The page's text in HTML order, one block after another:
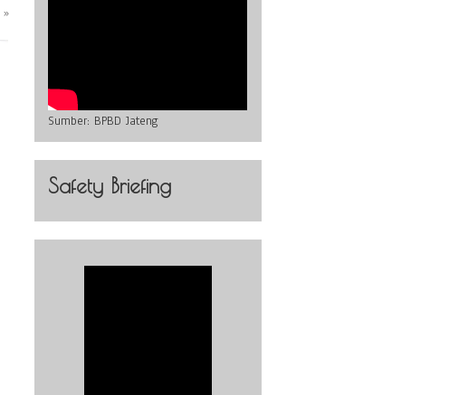
»
Sumber: BPBD Jateng
Safety Briefing